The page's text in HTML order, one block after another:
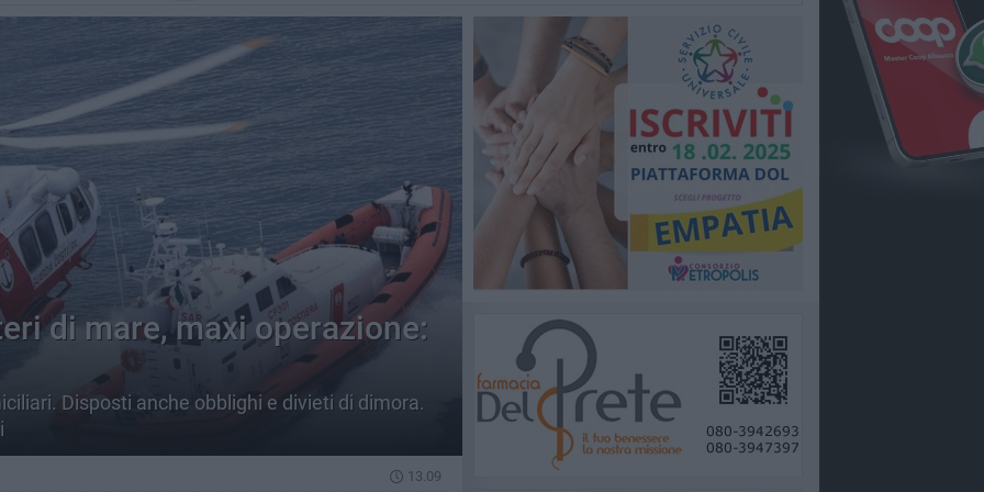
di mare, maxi operazione:
Disposti anche obblighi e divieti di dimora.
13.09